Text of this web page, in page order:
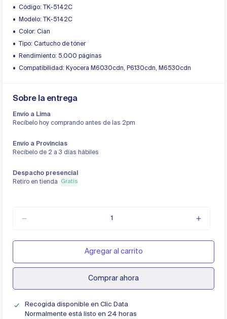
Código: TK-5142C
Modelo: TK-5142C
Color: Cian
Tipo: Cartucho de tóner
Rendimiento: 5.000 páginas
Compatibilidad: Kyocera M6030cdn, P6130cdn, M6530cdn
Sobre la entrega
Envío a Lima
Recíbelo hoy comprando antes de las 2pm
Envío a Provincias
Recíbelo de 2 a 3 días hábiles
Despacho presencial
Retiro en tienda
Gratis
Agregar al carrito
Comprar ahora
Recogida disponible en Clic Data
Normalmente está listo en 24 horas